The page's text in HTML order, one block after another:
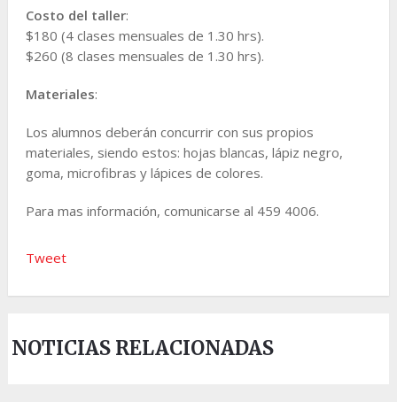
Costo del taller:
$180 (4 clases mensuales de 1.30 hrs).
$260 (8 clases mensuales de 1.30 hrs).
Materiales:
Los alumnos deberán concurrir con sus propios
materiales, siendo estos: hojas blancas, lápiz negro,
goma, microfibras y lápices de colores.
Para mas información, comunicarse al 459 4006.
Tweet
NOTICIAS RELACIONADAS